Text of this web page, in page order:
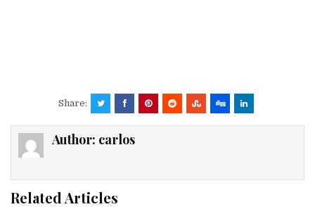
Share:
Author: carlos
Related Articles